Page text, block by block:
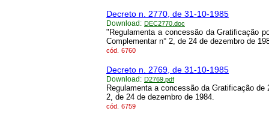
Decreto n. 2770, de 31-10-1985
Download: DEC2770.doc
"Regulamenta a concessão da Gratificação
Complementar n° 2, de 24 de dezembro de
cód. 6760
Decreto n. 2769, de 31-10-1985
Download: D2769.pdf
Regulamenta a concessão da Gratificação
2, de 24 de dezembro de 1984.
cód. 6759